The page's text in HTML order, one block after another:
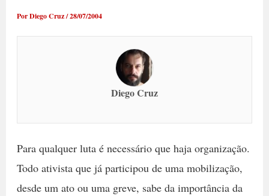
PorDiego Cruz/28/07/2004
Diego Cruz
Para qualquer luta é necessário que haja organização.
Todo ativista que já participou de uma mobilização,
desde um ato ou uma greve, sabe da importância da